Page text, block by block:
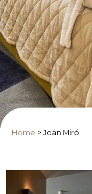
Home > Joan Miró